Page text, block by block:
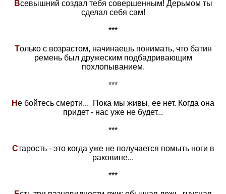
Всевышний создал тебя совершенным! Дерьмом ты
сделал себя сам!
***
Только с возрастом, начинаешь понимать, что батин
ремень был дружеским подбадривающим
похлопыванием.
***
Не бойтесь смерти... Пока мы живы, ее нет. Когда она
придет - нас уже не будет...
***
Старость - это когда уже не получается помыть ноги в
раковине...
***